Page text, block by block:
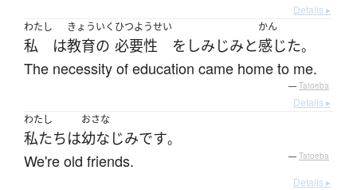
Details ▸
わたし
私 は
きょういく
教育の
ひつようせい
必要性 を しみじみと
かん
感じた。
The necessity of education came home to me.
— Tatoeba
Details ▸
わたし
私たちは
おさな
幼なじみです。
We're old friends. — Tatoeba
Details ▸